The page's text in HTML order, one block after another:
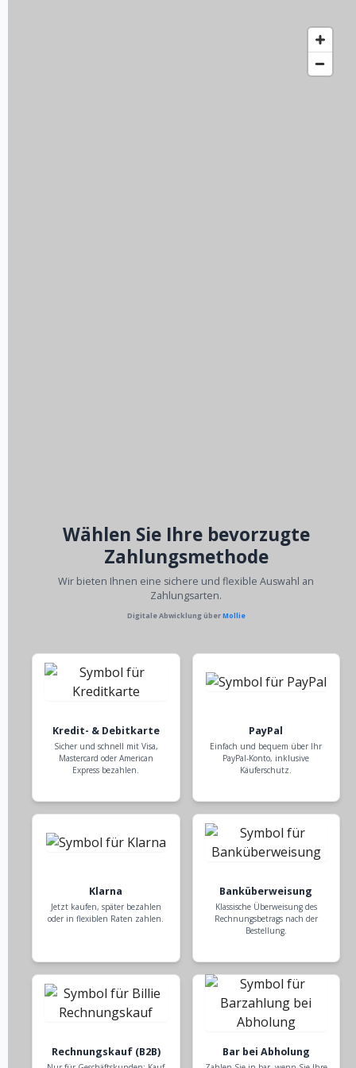
Wählen Sie Ihre bevorzugte
Zahlungsmethode
Wir bieten Ihnen eine sichere und flexible Auswahl an
Zahlungsarten.
Digitale Abwicklung überMollie
Kredit- & Debitkarte
Sicher und schnell mit Visa,
Mastercard oder American
Express bezahlen.
PayPal
Einfach und bequem über Ihr
PayPal-Konto, inklusive
Käuferschutz.
Klarna
Jetzt kaufen, später bezahlen
oder in flexiblen Raten zahlen.
Banküberweisung
Klassische Überweisung des
Rechnungsbetrags nach der
Bestellung.
Rechnungskauf (B2B) Bar bei Abholung